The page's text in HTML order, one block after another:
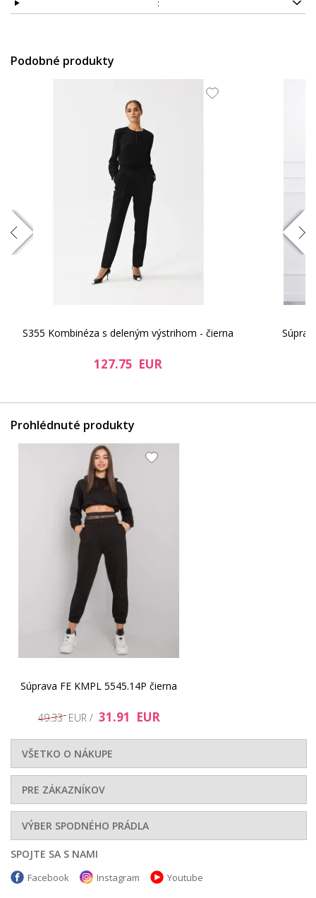
:
Podobné produkty
S355 Kombinéza s deleným výstrihom - čierna
127.75 EUR
Prohlédnuté produkty
Súprava FE KMPL 5545.14P čierna
49.33 EUR / 31.91 EUR
VŠETKO O NÁKUPE
PRE ZÁKAZNÍKOV
VÝBER SPODNÉHO PRÁDLA
SPOJTE SA S NAMI
Facebook Instagram Youtube